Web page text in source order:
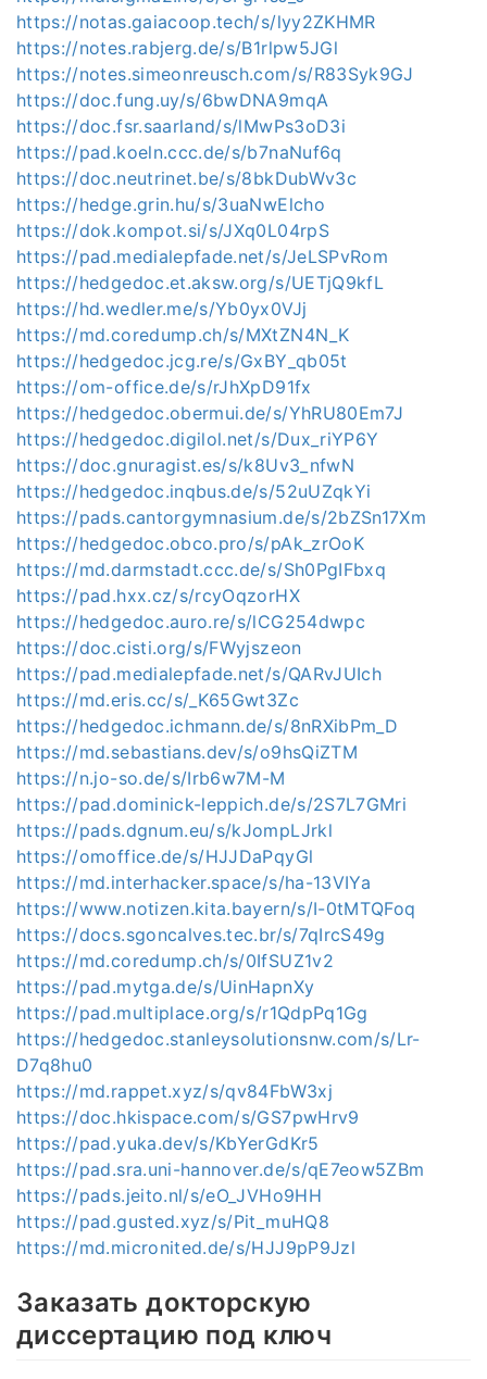
https://notas.gaiacoop.tech/s/lyy2ZKHMR
https://notes.rabjerg.de/s/B1rlpw5JGl
https://notes.simeonreusch.com/s/R83Syk9GJ
https://doc.fung.uy/s/6bwDNA9mqA
https://doc.fsr.saarland/s/lMwPs3oD3i
https://pad.koeln.ccc.de/s/b7naNuf6q
https://doc.neutrinet.be/s/8bkDubWv3c
https://hedge.grin.hu/s/3uaNwElcho
https://dok.kompot.si/s/JXq0L04rpS
https://pad.medialepfade.net/s/JeLSPvRom
https://hedgedoc.et.aksw.org/s/UETjQ9kfL
https://hd.wedler.me/s/Yb0yx0VJj
https://md.coredump.ch/s/MXtZN4N_K
https://hedgedoc.jcg.re/s/GxBY_qb05t
https://om-office.de/s/rJhXpD91fx
https://hedgedoc.obermui.de/s/YhRU80Em7J
https://hedgedoc.digilol.net/s/Dux_riYP6Y
https://doc.gnuragist.es/s/k8Uv3_nfwN
https://hedgedoc.inqbus.de/s/52uUZqkYi
https://pads.cantorgymnasium.de/s/2bZSn17Xm
https://hedgedoc.obco.pro/s/pAk_zrOoK
https://md.darmstadt.ccc.de/s/Sh0PgIFbxq
https://pad.hxx.cz/s/rcyOqzorHX
https://hedgedoc.auro.re/s/lCG254dwpc
https://doc.cisti.org/s/FWyjszeon
https://pad.medialepfade.net/s/QARvJUIch
https://md.eris.cc/s/_K65Gwt3Zc
https://hedgedoc.ichmann.de/s/8nRXibPm_D
https://md.sebastians.dev/s/o9hsQiZTM
https://n.jo-so.de/s/Irb6w7M-M
https://pad.dominick-leppich.de/s/2S7L7GMri
https://pads.dgnum.eu/s/kJompLJrkl
https://omoffice.de/s/HJJDaPqyGl
https://md.interhacker.space/s/ha-13VIYa
https://www.notizen.kita.bayern/s/I-0tMTQFoq
https://docs.sgoncalves.tec.br/s/7qIrcS49g
https://md.coredump.ch/s/0IfSUZ1v2
https://pad.mytga.de/s/UinHapnXy
https://pad.multiplace.org/s/r1QdpPq1Gg
https://hedgedoc.stanleysolutionsnw.com/s/Lr-
D7q8hu0
https://md.rappet.xyz/s/qv84FbW3xj
https://doc.hkispace.com/s/GS7pwHrv9
https://pad.yuka.dev/s/KbYerGdKr5
https://pad.sra.uni-hannover.de/s/qE7eow5ZBm
https://pads.jeito.nl/s/eO_JVHo9HH
https://pad.gusted.xyz/s/Pit_muHQ8
https://md.micronited.de/s/HJJ9pP9Jzl
Заказать докторскую
диссертацию под ключ